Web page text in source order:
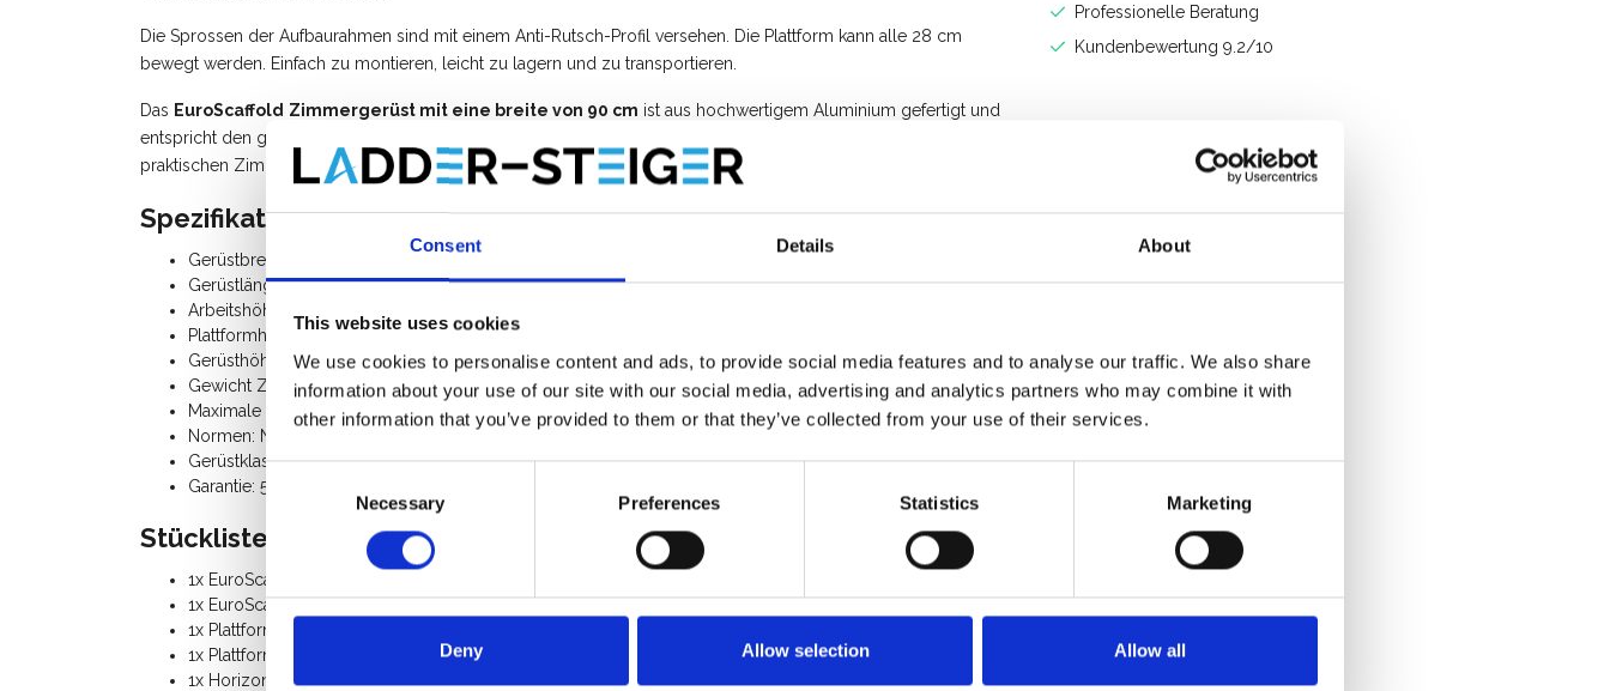
Consent Details About
This website uses cookies
We use cookies to personalise content and ads, to provide social media features and to analyse our traffic. We also share
information about your use of our site with our social media, advertising and analytics partners who may combine it with
other information that you’ve provided to them or that they’ve collected from your use of their services.
Necessary Preferences Statistics Marketing
Deny Allow selection Allow all
Professionelle Beratung
Kundenbewertung 9.2/10
Die Sprossen der Aufbaurahmen sind mit einem Anti-Rutsch-Profil versehen. Die Plattform kann alle 28 cm
bewegt werden. Einfach zu montieren, leicht zu lagern und zu transportieren.
Das EuroScaffold Zimmergerüst mit eine breite von 90 cm ist aus hochwertigem Aluminium gefertigt und
entspricht den geltenden Gesetzen und Vorschriften. Sowohl Profis als auch Privatpersonen nutzen diese
praktischen Zimmergerüste. Alle Komponenten des EuroScaffold Zimmergerüsts sind separat erhältlich.
Spezifikation:
Gerüstbreite: 0,90 m
Gerüstlänge: 1,90 m
Arbeitshöhe: 4,00 m
Plattformhöhe: 1,80 m
Gerüsthöhe: 2,80 m
Gewicht Zimmerfahrgerüst: 56 Kg
Maximale belastung: 250 Kg
Normen: NEN-EN 1004, EN 1298, TÜV-GS
Gerüstklasse III (200 Kg/m²)
Garantie: 5 Jahre
Stückliste:
1x EuroScaffold 6-Sprossen Klapprahmen 90-6
1x EuroScaffold 3-Sprossen Klapprahmen 90-3
1x Plattform 190x30, Holz
1x Plattform mit Luke 190, Holz
1x Horizontalstrebe 190